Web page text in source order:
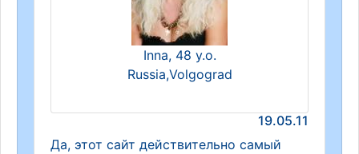
Inna, 48 y.o.
Russia,Volgograd
19.05.11
Да, этот сайт действительно самый